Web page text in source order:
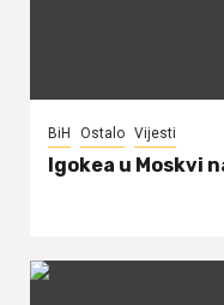
BiH Ostalo Vijesti
Igokea u Moskvi